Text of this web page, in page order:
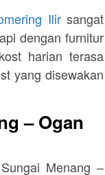
Ilirsangat
dengan furnitur
harian terasa
yang disewakan
– Ogan
Menang –